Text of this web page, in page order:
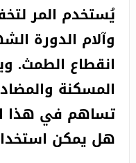
يُستخدم المر
وآلام الدورة
انقطاع الطمث.
المسكنة
تساهم في هذا
هل يمكن